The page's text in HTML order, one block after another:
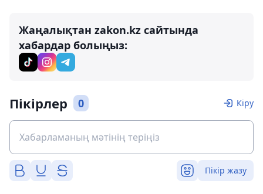
Жаңалықтан zakon.kz сайтында
хабардар болыңыз:
Пікірлер 0 Кіру
Пікір жазу